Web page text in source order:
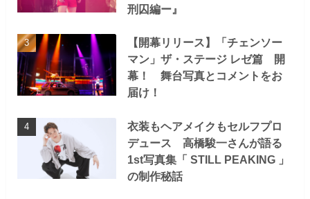
刑囚編ー』
【開幕リリース】「チェンソー
マン」ザ・ステージ レゼ篇 開
幕！ 舞台写真とコメントをお
届け！
衣装もヘアメイクもセルフプロ
デュース 高橋駿一さんが語る
1st写真集「 STILL PEAKING 」
の制作秘話